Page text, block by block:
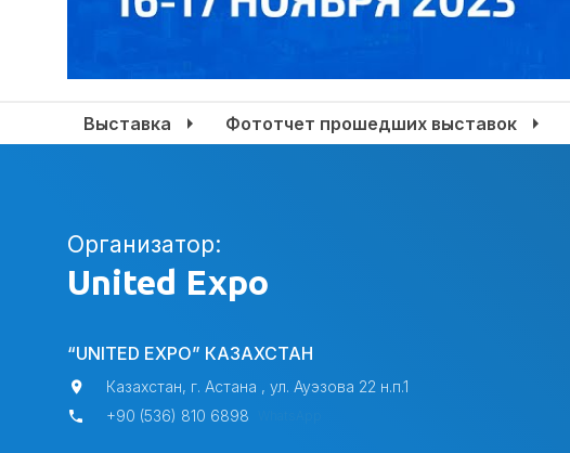
Выставка Фототчет прошедших выставок
Организатор:
United Expo
“UNITED EXPO” КАЗАХСТАН
Казахстан, г. Астана , ул. Ауэзова 22 н.п.1
+90 (536) 810 6898